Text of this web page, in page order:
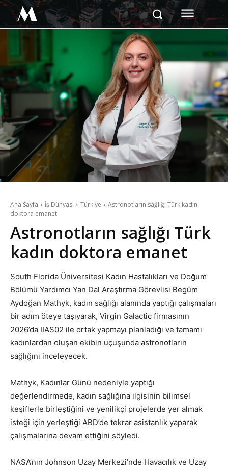
M
Ana Sayfa İş Dünyası Türkiye
Astronotların sağlığı Türk kadın
doktora emanet
Astronotların sağlığı Türk
kadın doktora emanet
South Florida Üniversitesi Kadın Hastalıkları ve Doğum
Bölümü Yardımcı Yan Dal Araştırma Görevlisi Begüm
Aydoğan Mathyk, kadın sağlığı alanında yaptığı çalışmaları
bir adım öteye taşıyarak, Virgin Galactic firmasının
2026’da IIAS02 ile ortak yapmayı planladığı ve tamamı
kadınlardan oluşan ekibin uçuşunda astronotların
sağlığını inceleyecek.
Mathyk, Kadınlar Günü nedeniyle yaptığı
değerlendirmede, kadın sağlığına ilgisinin bilimsel
keşiflerle birleştiğini ve yenilikçi projelerde yer almak
isteği için yerleştiği ABD’de tekrar asistanlık yaparak
çalışmalarına devam ettiğini söyledi.
NASA’nın Johnson Uzay Merkezi’nde Havacılık ve Uzay